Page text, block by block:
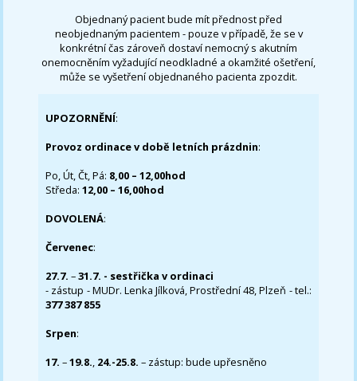
Objednaný pacient bude mít přednost před
neobjednaným pacientem - pouze v případě, že se v
konkrétní čas zároveň dostaví nemocný s akutním
onemocněním vyžadující neodkladné a okamžité ošetření,
může se vyšetření objednaného pacienta zpozdit.
UPOZORNĚNÍ:
Provoz ordinace v době letních prázdnin:
Po, Út, Čt, Pá: 8,00 – 12,00hod
Středa:12,00 – 16,00hod
DOVOLENÁ:
Červenec:
27.7.–31.7. - sestřička v ordinaci
- zástup - MUDr. Lenka Jílková, Prostřední 48, Plzeň - tel.:
377 387 855
Srpen:
17. –19.8., 24.-25.8. – zástup: bude upřesněno